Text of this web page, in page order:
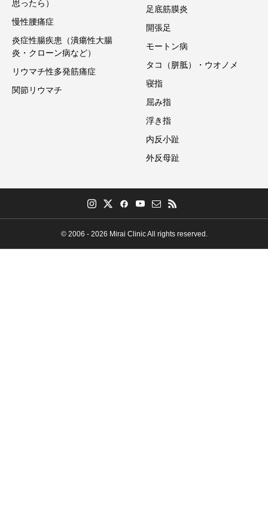
思ったら）
慢性腰痛症
炎症性腸疾患（潰瘍性大腸
炎・クローン病など）
リウマチ性多発筋痛症
関節リウマチ
足底筋膜炎
開張足
モートン病
タコ（胼胝）・ウオノメ
寝指
屈み指
浮き指
内反小趾
外反母趾
© 2006 - 2026 Mirai Clinic All rights reserved.